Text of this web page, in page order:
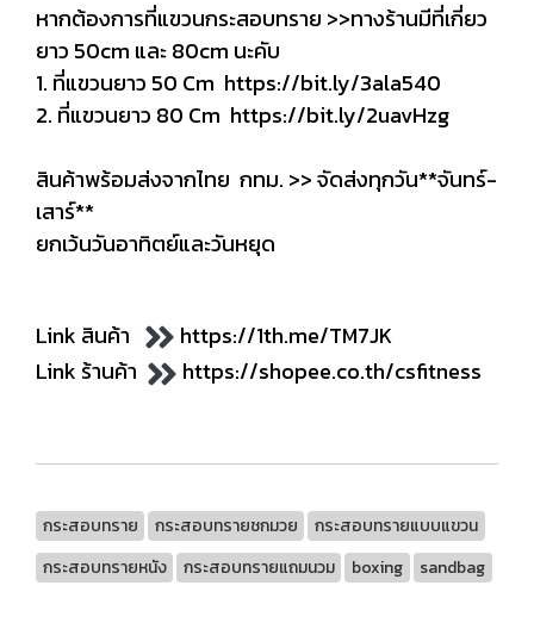
หากต้องการที่แขวนกระสอบทราย >>ทางร้านมีที่เกี่ยว
ยาว 50cm และ 80cm นะคับ
1. ที่แขวนยาว 50 Cm https://bit.ly/3ala540
2. ที่แขวนยาว 80 Cm https://bit.ly/2uavHzg
สินค้าพร้อมส่งจากไทย กทม. >> จัดส่งทุกวัน**จันทร์-
เสาร์**
ยกเว้นวันอาทิตย์และวันหยุด
Link สินค้า
https://1th.me/TM7JK
Link ร้านค้า
https://shopee.co.th/csfitness
กระสอบทราย กระสอบทรายชกมวย
กระสอบทรายแบบแขวน
กระสอบทรายหนัง
กระสอบทรายแถมนวม boxing sandbag